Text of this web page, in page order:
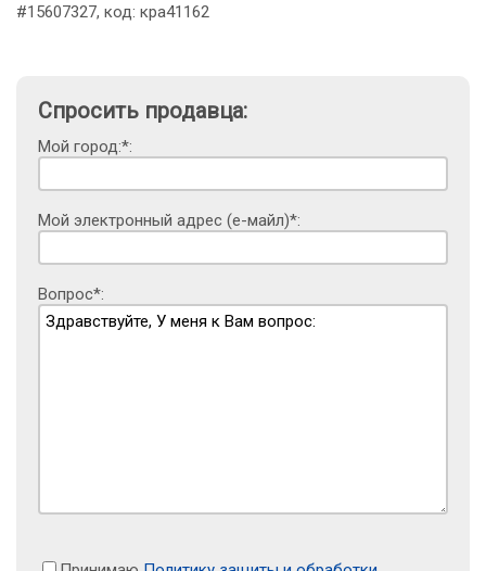
#15607327, код: кра41162
Спросить продавца:
Мой город:*:
Мой электронный адрес (е-майл)*:
Вопрос*: